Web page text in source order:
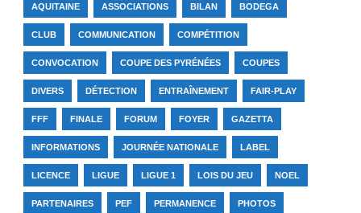
AQUITAINE ASSOCIATIONS BILAN BODEGA
CLUB COMMUNICATION COMPÉTITION
CONVOCATION COUPE DES PYRÉNÉES COUPES
DIVERS DÉTECTION ENTRAÎNEMENT FAIR-PLAY
FFF FINALE FORUM FOYER GAZETTA
INFORMATIONS JOURNÉE NATIONALE LABEL
LICENCE LIGUE LIGUE 1 LOIS DU JEU NOEL
PARTENAIRES PEF PERMANENCE PHOTOS